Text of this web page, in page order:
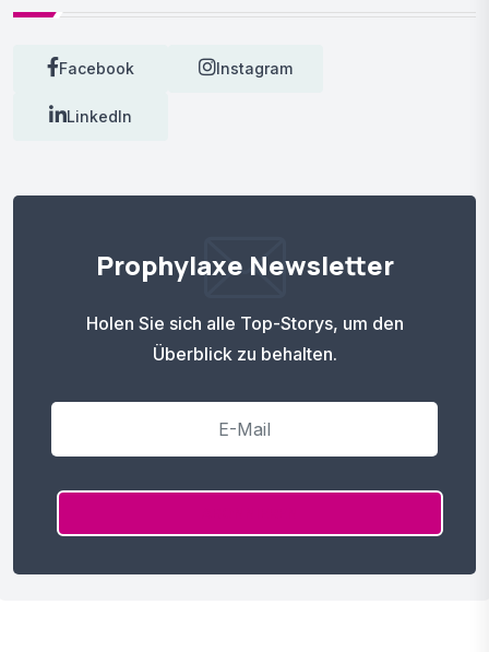
Facebook Instagram
LinkedIn
Prophylaxe Newsletter
Holen Sie sich alle Top-Storys, um den
Überblick zu behalten.